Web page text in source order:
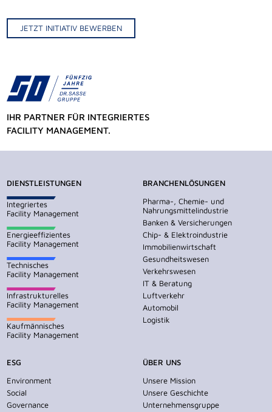
JETZT INITIATIV BEWERBEN
IHR PARTNER FÜR INTEGRIERTES
FACILITY MANAGEMENT.
DIENSTLEISTUNGEN
Integriertes
Facility Management
Energieeffizientes
Facility Management
Technisches
Facility Management
Infrastrukturelles
Facility Management
Kaufmännisches
Facility Management
BRANCHENLÖSUNGEN
Pharma-, Chemie- und
Nahrungsmittelindustrie
Banken & Versicherungen
Chip- & Elektroindustrie
Immobilienwirtschaft
Gesundheitswesen
Verkehrswesen
IT & Beratung
Luftverkehr
Automobil
Logistik
ESG
Environment
Social
Governance
ÜBER UNS
Unsere Mission
Unsere Geschichte
Unternehmensgruppe